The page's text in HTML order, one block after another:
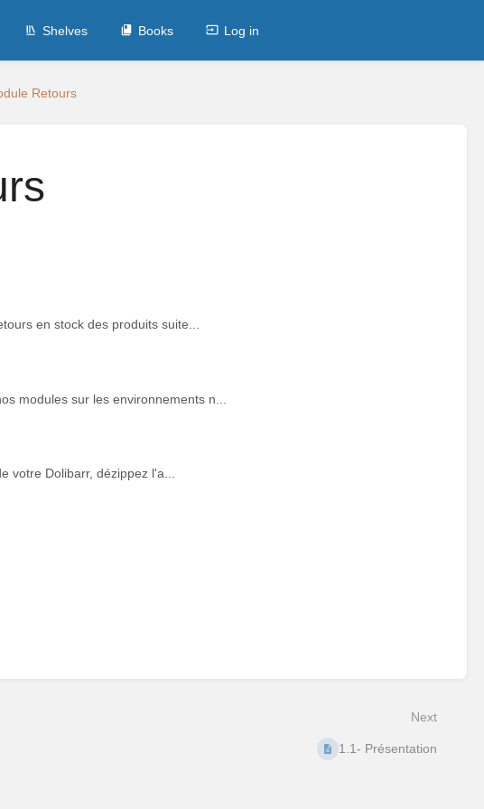
Shelves Books Log in
Retours
en stock des produits suite...
modules sur les environnements n...
votre Dolibarr, dézippez l'a...
Next
1.1- Présentation